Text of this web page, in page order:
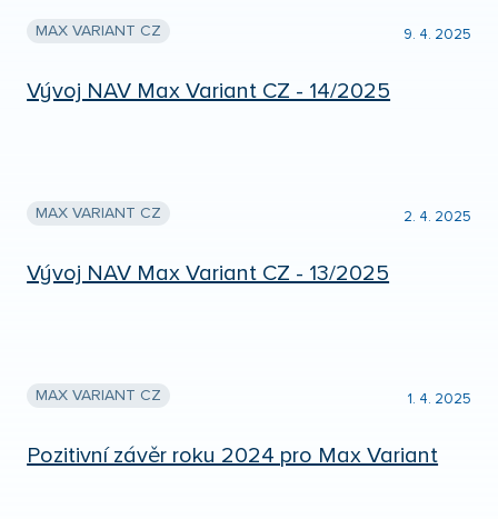
MAX VARIANT CZ 9. 4. 2025
Vývoj NAV Max Variant CZ - 14/2025
MAX VARIANT CZ 2. 4. 2025
Vývoj NAV Max Variant CZ - 13/2025
MAX VARIANT CZ 1. 4. 2025
Pozitivní závěr roku 2024 pro Max Variant